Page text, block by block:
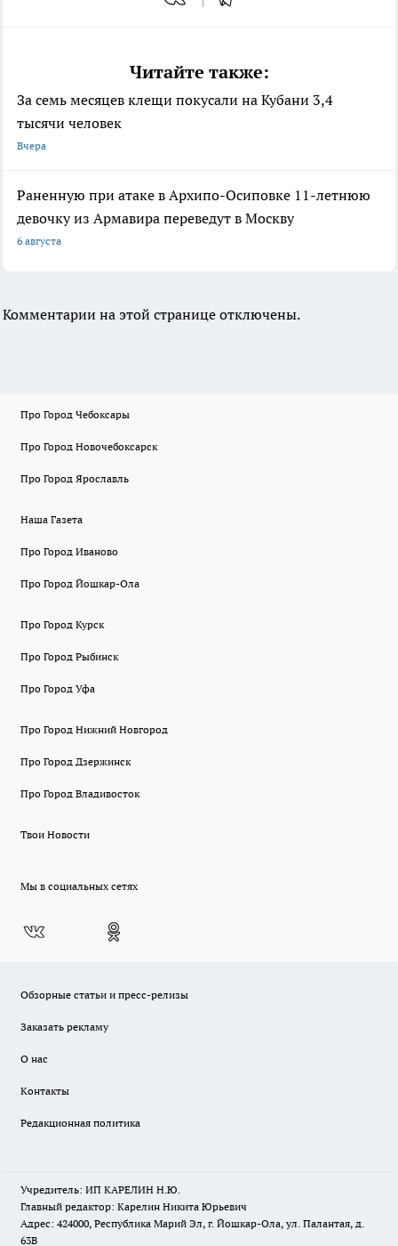
Читайте также:
За семь месяцев клещи покусали на Кубани 3,4
тысячи человек
Вчера
Раненную при атаке в Архипо-Осиповке 11-летнюю
девочку из Армавира переведут в Москву
6 августа
Комментарии на этой странице отключены.
Про Город Чебоксары
Про Город Новочебоксарск
Про Город Ярославль
Наша Газета
Про Город Иваново
Про Город Йошкар-Ола
Про Город Курск
Про Город Рыбинск
Про Город Уфа
Про Город Нижний Новгород
Про Город Дзержинск
Про Город Владивосток
Твои Новости
Мы в социальных сетях
Обзорные статьи и пресс-релизы
Заказать рекламу
О нас
Контакты
Редакционная политика
Учредитель: ИП КАРЕЛИН Н.Ю.
Главный редактор: Карелин Никита Юрьевич
Адрес: 424000, Республика Марий Эл, г. Йошкар-Ола, ул. Палантая, д.
63В